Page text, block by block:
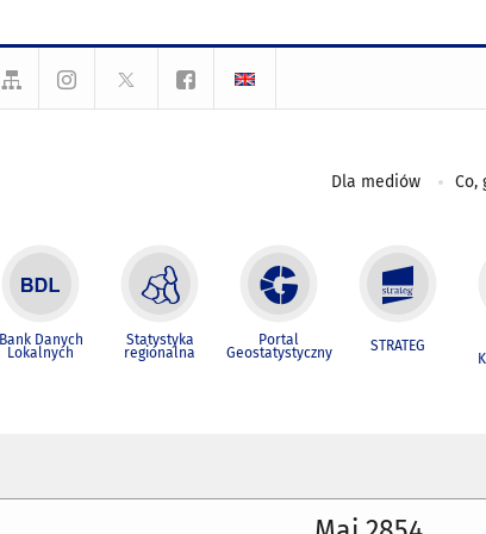
Dla mediów Co,
Bank Danych
Lokalnych
Statystyka
regionalna
Portal
Geostatystyczny STRATEG